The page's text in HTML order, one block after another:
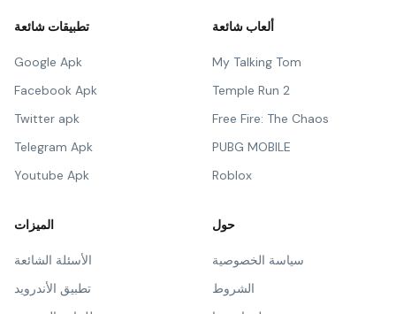
تطبيقات شائعة
Google Apk
Facebook Apk
Twitter apk
Telegram Apk
Youtube Apk
ألعاب شائعة
My Talking Tom
Temple Run 2
Free Fire: The Chaos
PUBG MOBILE
Roblox
الميزات
الأسئلة الشائعة
تطبيق الأندرويد
حول
سياسة الخصوصية
الشروط